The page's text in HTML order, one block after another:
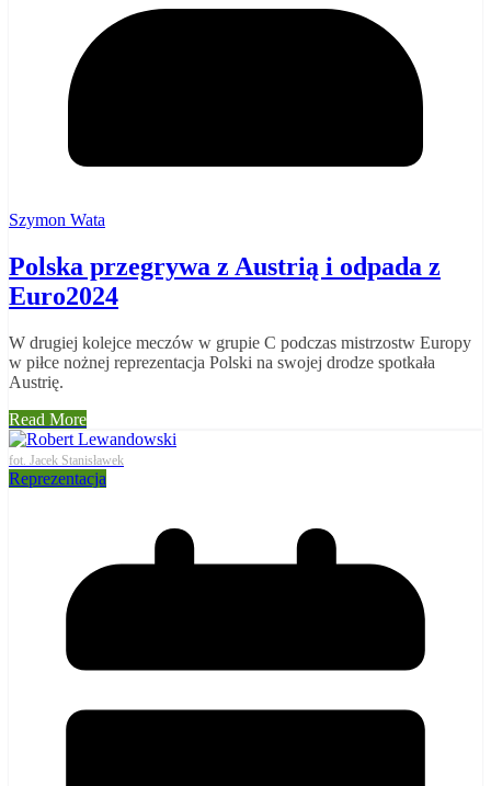
Szymon Wata
Polska przegrywa z Austrią i odpada z
Euro2024
W drugiej kolejce meczów w grupie C podczas mistrzostw Europy
w piłce nożnej reprezentacja Polski na swojej drodze spotkała
Austrię.
Read More
fot. Jacek Stanisławek
Reprezentacja